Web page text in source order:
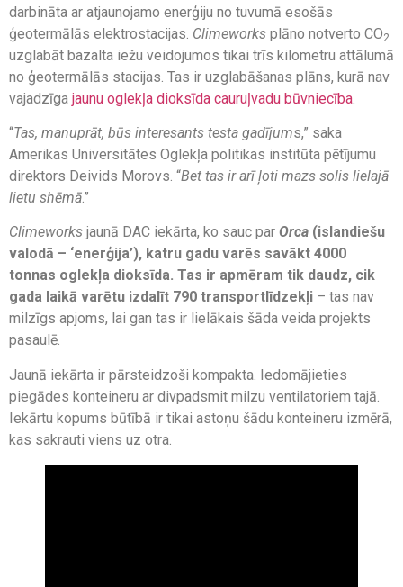
darbināta ar atjaunojamo enerģiju no tuvumā esošās
ģeotermālās elektrostacijas. Climeworks plāno notverto CO2
uzglabāt bazalta iežu veidojumos tikai trīs kilometru attālumā
no ģeotermālās stacijas. Tas ir uzglabāšanas plāns, kurā nav
vajadzīga jaunu oglekļa dioksīda cauruļvadu būvniecība
“Tas, manuprāt, būs interesants testa gadījums,” saka
Amerikas Universitātes Oglekļa politikas institūta pētījumu
direktors Deivids Morovs. “Bet tas ir arī ļoti mazs solis lielajā
lietu shēmā.”
Climeworks jaunā DAC iekārta, ko sauc par Orca (islandiešu
valodā – ‘enerģija’), katru gadu varēs savākt 4000
tonnas oglekļa dioksīda. Tas ir apmēram tik daudz, cik
gada laikā varētu izdalīt 790 transportlīdzekļi – tas nav
milzīgs apjoms, lai gan tas ir lielākais šāda veida projekts
pasaulē.
Jaunā iekārta ir pārsteidzoši kompakta. Iedomājieties
piegādes konteineru ar divpadsmit milzu ventilatoriem tajā.
Iekārtu kopums būtībā ir tikai astoņu šādu konteineru izmērā,
kas sakrauti viens uz otra.